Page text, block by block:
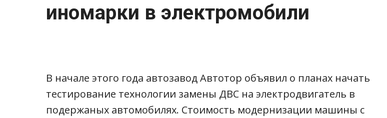
иномарки в электромобили
В начале этого года автозавод Автотор объявил о планах начать
тестирование технологии замены ДВС на электродвигатель в
подержаных автомобилях. Стоимость модернизации машины с